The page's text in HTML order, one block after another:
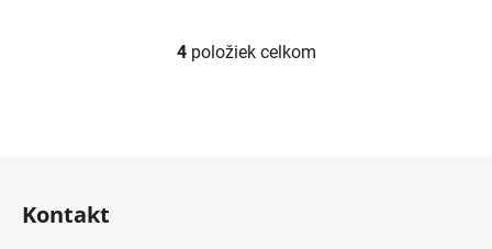
O
4položiek celkom
Kontakt